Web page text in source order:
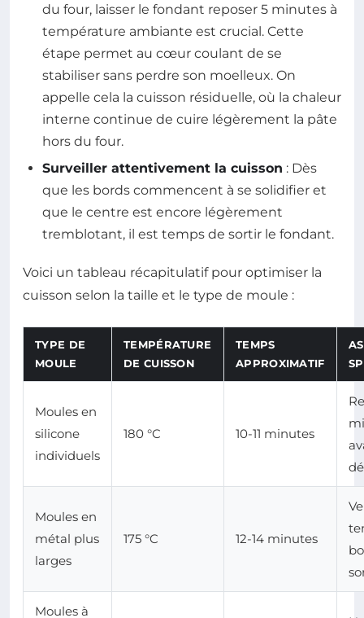
du four, laisser le fondant reposer 5 minutes à
température ambiante est crucial. Cette
étape permet au cœur coulant de se
stabiliser sans perdre son moelleux. On
appelle cela la cuisson résiduelle, où la chaleur
interne continue de cuire légèrement la pâte
hors du four.
Surveiller attentivement la cuisson : Dès
que les bords commencent à se solidifier et
que le centre est encore légèrement
tremblotant, il est temps de sortir le fondant.
Voici un tableau récapitulatif pour optimiser la
cuisson selon la taille et le type de moule :
TYPE DE
MOULE
TEMPÉRATURE
DE CUISSON
TEMPS
APPROXIMATIF
Moules en
silicone
individuels
180 °C 10-11 minutes
Moules en
métal plus
larges
175 °C 12-14 minutes
Moules à